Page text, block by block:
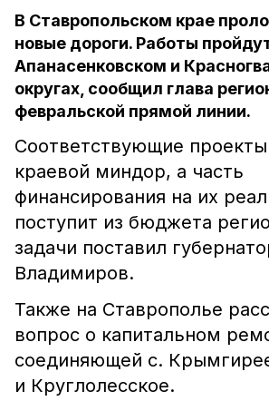
В Ставропольском крае
новые дороги. Работы
Апанасенковском и
округах, сообщил глава
февральской прямой линии.
Соответствующие проекты
краевой миндор, а часть
финансирования на их
поступит из бюджета
задачи поставил
Владимиров.
Также на Ставрополье
вопрос о капитальном
соединяющей с.
и Круглолесское.